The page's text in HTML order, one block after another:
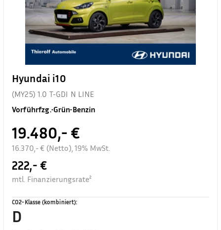
Hyundai i10
(MY25) 1.0 T-GDI N LINE
Vorführfzg.•Grün•Benzin
19.480,- €
16.370,- € (Netto), 19% MwSt.
222,- €
mtl. Finanzierungsrate²
CO2-Klasse (kombiniert):
D